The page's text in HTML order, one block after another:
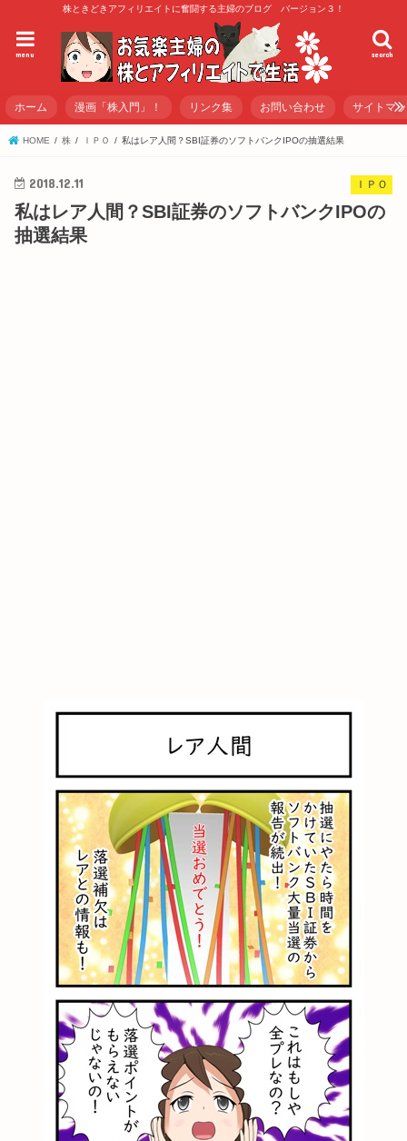
株ときどきアフィリエイトに奮闘する主婦のブログ バージョン３！
search
menu
ホーム 漫画「株入門」！ リンク集 お問い合わせ サイトマ
HOME 株 ＩＰＯ 私はレア人間？SBI証券のソフトバンクIPOの抽選結果
ＩＰＯ
2018.12.11
私はレア人間？SBI証券のソフトバンクIPOの
抽選結果